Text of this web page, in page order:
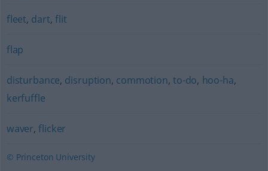
fleet, dart,flit
flap
disturbance, disruption, commotion,to-do, hoo-ha,
kerfuffle
waver,flicker
© Princeton University